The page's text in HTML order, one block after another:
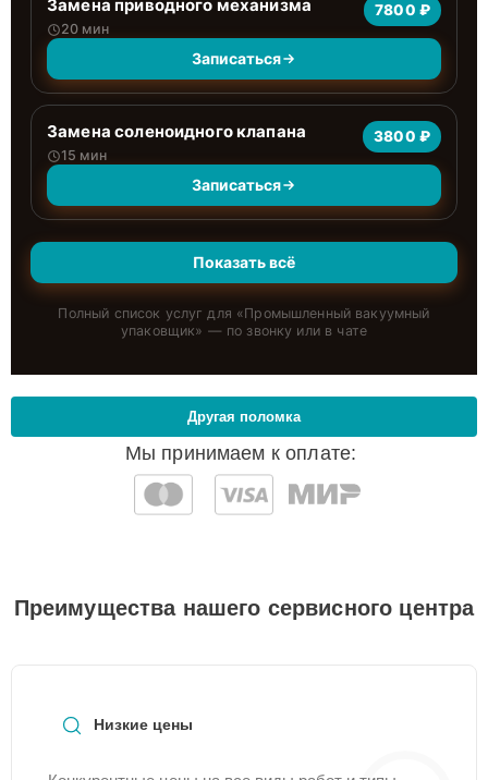
Замена приводного механизма
20 мин
7800 ₽
Записаться
Замена соленоидного клапана
15 мин
3800 ₽
Записаться
Показать всё
Полный список услуг для «Промышленный вакуумный
упаковщик» — по звонку или в чате
Мы принимаем к оплате:
Другая поломка
Преимущества нашего сервисного центра
Низкие цены